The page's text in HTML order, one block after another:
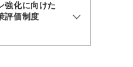
強化に向けた
評価制度